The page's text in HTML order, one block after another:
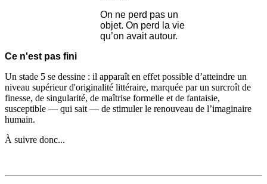
On ne perd pas un
objet. On perd la vie
qu’on avait autour.
Ce n'est pas fini
Un stade 5 se dessine : il apparaît en effet possible d’atteindre un
niveau supérieur d'originalité littéraire, marquée par un surcroît de
finesse, de singularité, de maîtrise formelle et de fantaisie,
susceptible — qui sait — de stimuler le renouveau de l’imaginaire
humain.
À suivre donc...